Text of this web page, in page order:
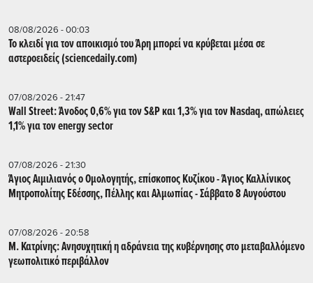
08/08/2026 - 00:03
Το κλειδί για τον αποικισμό του Άρη μπορεί να κρύβεται μέσα σε
αστεροειδείς (sciencedaily.com)
07/08/2026 - 21:47
Wall Street: Άνοδος 0,6% για τον S&P και 1,3% για τον Nasdaq, απώλειες
1,1% για τον energy sector
07/08/2026 - 21:30
Άγιος Αιμιλιανός ο Ομολογητής, επίσκοπος Κυζίκου - Άγιος Καλλίνικος
Μητροπολίτης Εδέσσης, Πέλλης και Αλμωπίας - Σάββατο 8 Αυγούστου
07/08/2026 - 20:58
Μ. Κατρίνης: Ανησυχητική η αδράνεια της κυβέρνησης στο μεταβαλλόμενο
γεωπολιτικό περιβάλλον